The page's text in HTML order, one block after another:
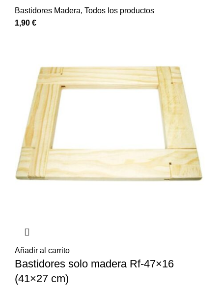
Bastidores Madera, Todos los productos
1,90 €
Añadir al carrito
Bastidores solo madera Rf-47×16
(41×27 cm)